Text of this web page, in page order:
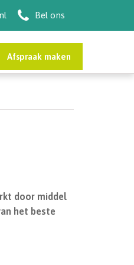
Bel ons
Afspraak maken
door middel
het beste